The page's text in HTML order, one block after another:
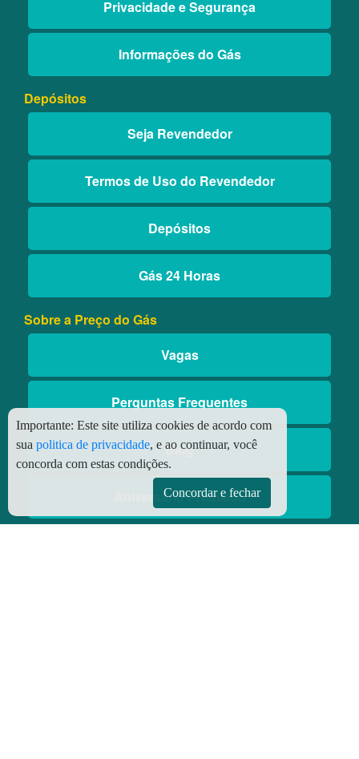
Privacidade e Segurança
Informações do Gás
Depósitos
Seja Revendedor
Termos de Uso do Revendedor
Depósitos
Gás 24 Horas
Sobre a Preço do Gás
Vagas
Perguntas Frequentes
Blog
Aniversário Premiado
Importante: Este site utiliza cookies de acordo com
sua politica de privacidade, e ao continuar, você
concorda com estas condições.
Concordar e fechar